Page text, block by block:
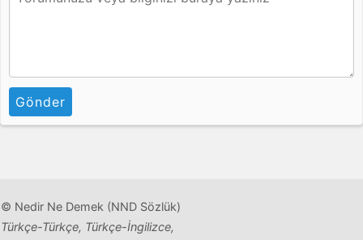
Gönder
© Nedir Ne Demek (NND Sözlük)
Türkçe-Türkçe, Türkçe-İngilizce,